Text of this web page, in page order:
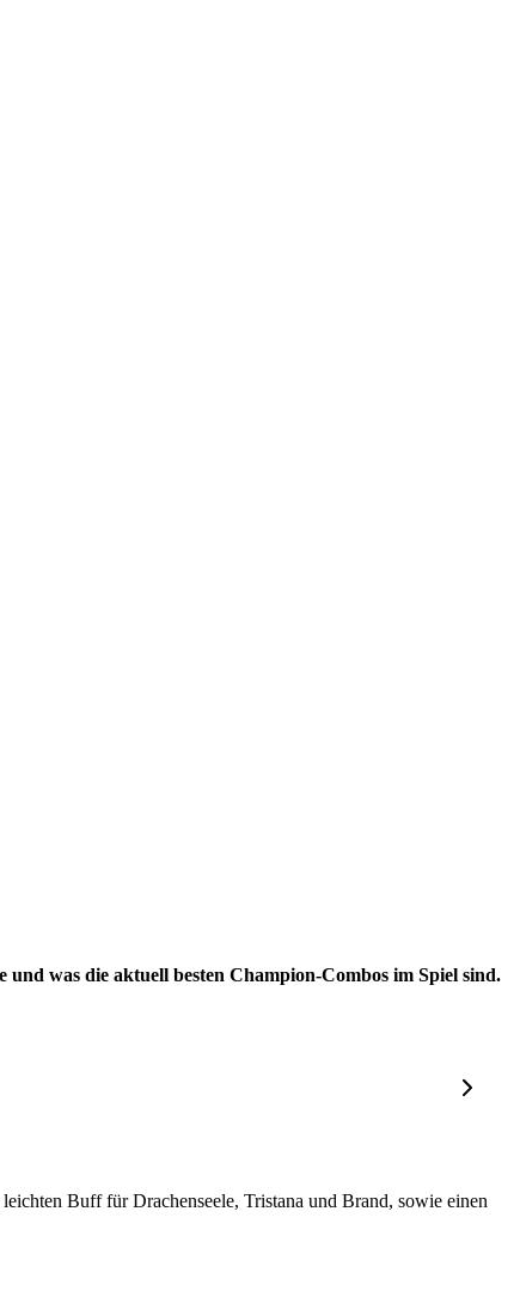
was die aktuell besten Champion-Combos im Spiel sind.
Buff für Drachenseele, Tristana und Brand, sowie einen